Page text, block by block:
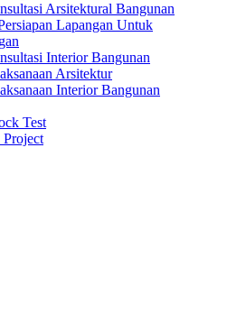
Arsitektural Bangunan
Lapangan Untuk
Interior Bangunan
Arsitektur
Interior Bangunan
Test